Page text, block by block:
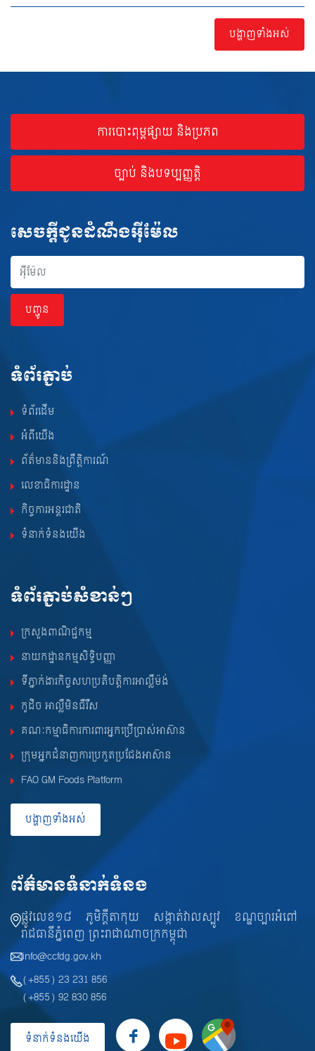
បង្ហាញទាំងអស់
ការបោះពុម្ពផ្សាយ និងប្រភព
ច្បាប់ និងបទប្បញ្ញត្តិ
សេចក្ដីជូនដំណឹងអ៊ីម៉ែល
អុីម៉ែល
បញ្ជូន
ទំព័រភ្ជាប់
ទំព័រដើម
អំពីយើង
ព័ត៌មាននិងព្រឹត្តិការណ៍
លេខាធិការដ្ឋាន
កិច្ចការអន្តរជាតិ
ទំនាក់ទំនងយើង
ទំព័រភ្ជាប់សំខាន់ៗ
ក្រសួងពាណិជ្ជកម្ម
នាយកដ្ឋានកម្មសិទ្ធិបញ្ញា
ទីភ្នាក់ងារកិច្ចសហប្រតិបត្តិការអាល្លឺម៉ង់
កូដិច អាល្លឺមិនធឺរឺស
គណៈកម្មាធិការការពារអ្នកប្រើប្រាស់អាស៊ាន
ក្រុមអ្នកជំនាញការប្រកួតប្រជែងអាស៊ាន
FAO GM Foods Platform
បង្ហាញទាំងអស់
ព័ត៌មានទំនាក់ទំនង
ផ្លូវលេខ១៨ ភូមិក្តីតាកុយ សង្កាត់វាលស្បូវ ខណ្ឌច្បារអំពៅ
រាជធានីភ្នំពេញ ព្រះរាជាណាចក្រកម្ពុជា
info@ccfdg.gov.kh
(+855) 23 231 856
(+855) 92 830 856
ទំនាក់ទំនងយើង